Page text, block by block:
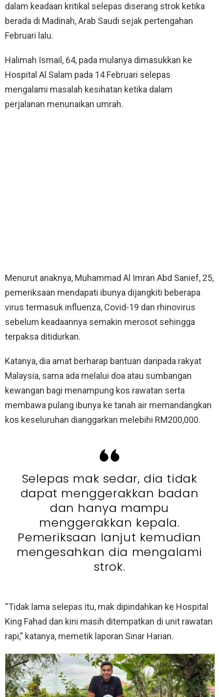
dalam keadaan kritikal selepas diserang strok ketika
berada di Madinah, Arab Saudi sejak pertengahan
Februari lalu.
Halimah Ismail, 64, pada mulanya dimasukkan ke
Hospital Al Salam pada 14 Februari selepas
mengalami masalah kesihatan ketika dalam
perjalanan menunaikan umrah.
Menurut anaknya, Muhammad Al Imran Abd Sanief, 25,
pemeriksaan mendapati ibunya dijangkiti beberapa
virus termasuk influenza, Covid-19 dan rhinovirus
sebelum keadaannya semakin merosot sehingga
terpaksa ditidurkan.
Katanya, dia amat berharap bantuan daripada rakyat
Malaysia, sama ada melalui doa atau sumbangan
kewangan bagi menampung kos rawatan serta
membawa pulang ibunya ke tanah air memandangkan
kos keseluruhan dianggarkan melebihi RM200,000.
Selepas mak sedar, dia tidak
dapat menggerakkan badan
dan hanya mampu
menggerakkan kepala.
Pemeriksaan lanjut kemudian
mengesahkan dia mengalami
strok.
“Tidak lama selepas itu, mak dipindahkan ke Hospital
King Fahad dan kini masih ditempatkan di unit rawatan
rapi,” katanya, memetik laporan Sinar Harian.